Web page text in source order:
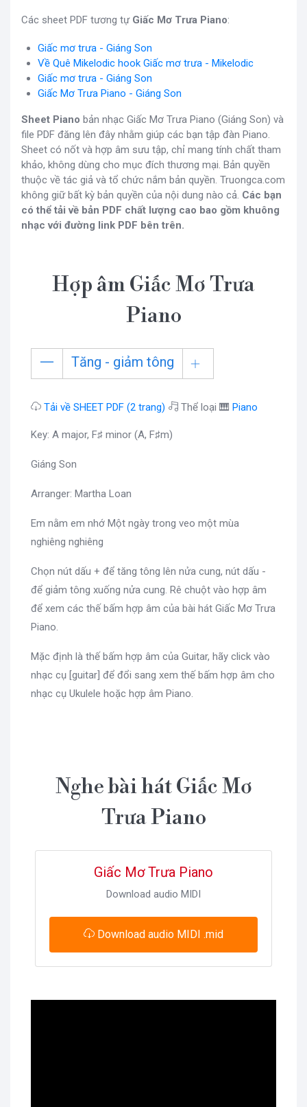
Các sheet PDF tương tự Giấc Mơ Trưa Piano:
Giấc mơ trưa - Giáng Son
Về Quê Mikelodic hook Giấc mơ trưa - Mikelodic
Giấc mơ trưa - Giáng Son
Giấc Mơ Trưa Piano - Giáng Son
Sheet Piano bản nhạc Giấc Mơ Trưa Piano (Giáng Son) và
file PDF đăng lên đây nhằm giúp các bạn tập đàn Piano.
Sheet có nốt và hợp âm sưu tập, chỉ mang tính chất tham
khảo, không dùng cho mục đích thương mại. Bản quyền
thuộc về tác giả và tổ chức nắm bản quyền. Truongca.com
không giữ bất kỳ bản quyền của nội dung nào cả. Các bạn
có thể tải về bản PDF chất lượng cao bao gồm khuông
nhạc với đường link PDF bên trên.
Hợp âm Giấc Mơ Trưa
Piano
Tăng - giảm tông
Tải về SHEET PDF (2 trang) Thể loại 🎹 Piano
Key: A major, F♯ minor (A, F♯m)
Giáng Son
Arranger: Martha Loan
Em nằm em nhớ Một ngày trong veo một mùa
nghiêng nghiêng
Chọn nút dấu + để tăng tông lên nửa cung, nút dấu -
để giảm tông xuống nửa cung. Rê chuột vào hợp âm
để xem các thế bấm hợp âm của bài hát Giấc Mơ Trưa
Piano.
Mặc định là thế bấm hợp âm của Guitar, hãy click vào
nhạc cụ [guitar] để đổi sang xem thế bấm hợp âm cho
nhạc cụ Ukulele hoặc hợp âm Piano.
Nghe bài hát Giấc Mơ
Trưa Piano
Giấc Mơ Trưa Piano
Download audio MIDI
Download audio MIDI .mid